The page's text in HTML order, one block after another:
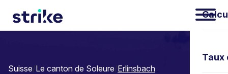
Suisse/Le canton de Soleure/Erlinsbach